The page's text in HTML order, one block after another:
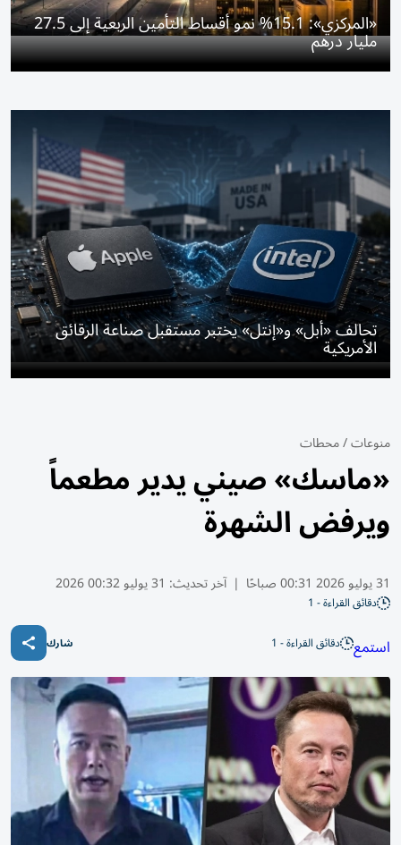
«المركزي»: 15.1% نمو أقساط التأمين الربعية إلى 27.5
مليار درهم
تحالف «أبل» و«إنتل» يختبر مستقبل صناعة الرقائق
الأمريكية
منوعات/محطات
«ماسك» صيني يدير مطعماً
ويرفض الشهرة
31 يوليو 2026 00:31 صباحًا | آخر تحديث: 31 يوليو 00:32 2026
دقائق القراءة - 1
استمع دقائق القراءة - 1 شارك